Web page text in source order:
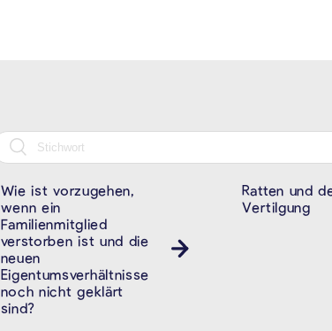
Wie ist vorzugehen,
wenn ein
Familienmitglied
verstorben ist und die
neuen
Eigentumsverhältnisse
noch nicht geklärt
sind?
Ratten und
Vertilgung